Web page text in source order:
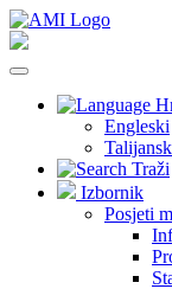
Engleski
Traži
Izbornik
Posjeti